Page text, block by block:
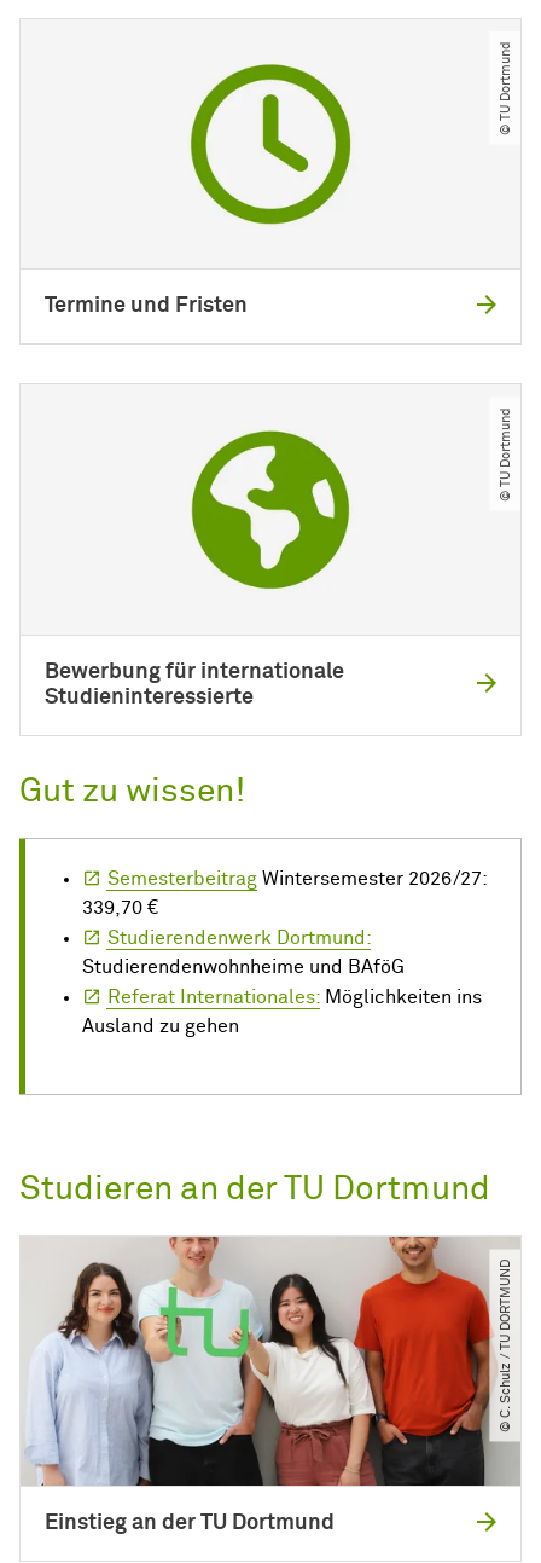
© TU Dortmund
Termine und Fristen
© TU Dortmund
Bewerbung für internationale
Studieninteressierte
Gut zu wissen!
Semesterbeitrag Wintersemester 2026/27:
339,70 €
Studierendenwerk Dortmund:
Studierendenwohnheime und BAföG
Referat Internationales: Möglichkeiten ins
Ausland zu gehen
Studieren an der TU Dortmund
© C. Schulz ​/​ TU DORTMUND
Einstieg an der TU Dortmund